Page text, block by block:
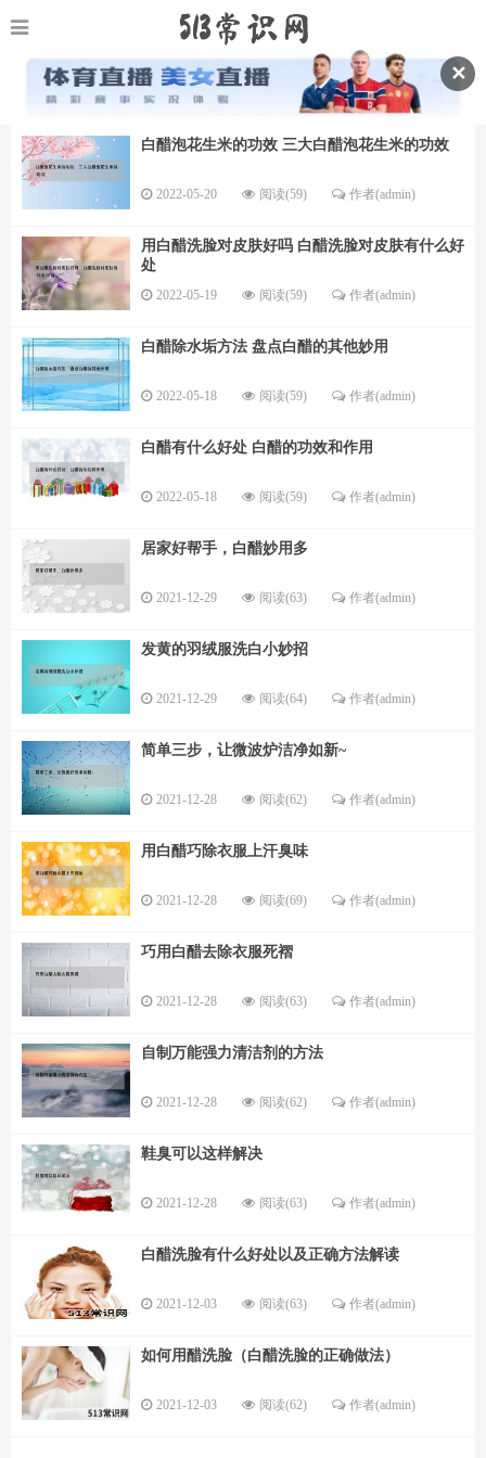
✕
白醋泡花生米的功效 三大白醋泡花生米的功效
2022-05-20 阅读(59) 作者(admin)
用白醋洗脸对皮肤好吗 白醋洗脸对皮肤有什么好
处
2022-05-19 阅读(59) 作者(admin)
白醋除水垢方法 盘点白醋的其他妙用
2022-05-18 阅读(59) 作者(admin)
白醋有什么好处 白醋的功效和作用
2022-05-18 阅读(59) 作者(admin)
居家好帮手，白醋妙用多
2021-12-29 阅读(63) 作者(admin)
发黄的羽绒服洗白小妙招
2021-12-29 阅读(64) 作者(admin)
简单三步，让微波炉洁净如新~
2021-12-28 阅读(62) 作者(admin)
用白醋巧除衣服上汗臭味
2021-12-28 阅读(69) 作者(admin)
巧用白醋去除衣服死褶
2021-12-28 阅读(63) 作者(admin)
自制万能强力清洁剂的方法
2021-12-28 阅读(62) 作者(admin)
鞋臭可以这样解决
2021-12-28 阅读(63) 作者(admin)
白醋洗脸有什么好处以及正确方法解读
2021-12-03 阅读(63) 作者(admin)
如何用醋洗脸（白醋洗脸的正确做法）
2021-12-03 阅读(62) 作者(admin)